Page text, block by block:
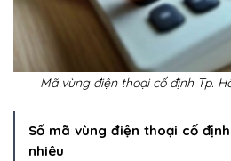
Mã vùng điện thoại cố định Tp.
Số mã vùng điện thoại cố
nhiêu